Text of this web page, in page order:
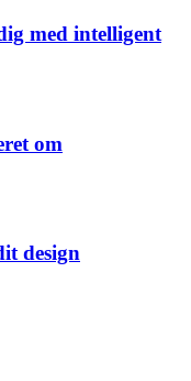
med intelligent
om
design